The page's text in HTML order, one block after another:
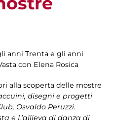
anni Trenta e gli anni
con Elena Rosica
alla scoperta delle mostre
disegni e progetti
Osvaldo Peruzzi.
e L’allieva di danza di